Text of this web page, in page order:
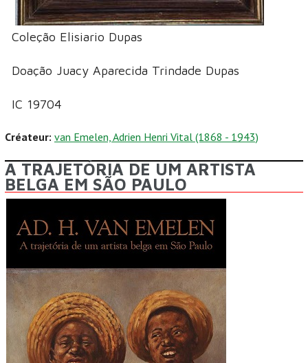
Coleção Elisiario Dupas
Doação Juacy Aparecida Trindade Dupas
IC 19704
Créateur: van Emelen, Adrien Henri Vital (1868 - 1943)
A TRAJETÓRIA DE UM ARTISTA
BELGA EM SÃO PAULO